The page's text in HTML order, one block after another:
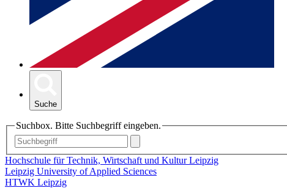
Suche
Suchbox. Bitte Suchbegriff eingeben.
Hochschule für Technik, Wirtschaft und Kultur Leipzig
Leipzig University of Applied Sciences
HTWK Leipzig